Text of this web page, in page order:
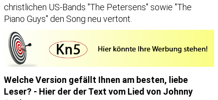
christlichen US-Bands "The Petersens" sowie "The
Piano Guys" den Song neu vertont.
Welche Version gefällt Ihnen am besten, liebe
Leser? - Hier der der Text vom Lied von Johnny